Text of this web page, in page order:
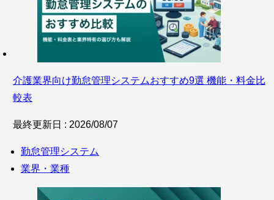
介護業界向け勤怠管理システムおすすめ9選 機能・料金比
較表
最終更新日 : 2026/08/07
勤怠管理システム
業界・業種